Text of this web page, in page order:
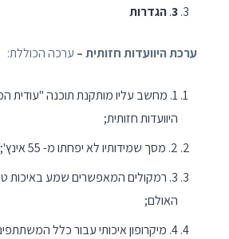
3
.הגדרות
ערכת היוועדות חזותית – ערכה הכוללת:
1. מחשב עליו מותקנת תוכנה "עודית
היוועדות חזותית;
2. מסך שמידותיו לא יפחתו מ- 55 אינץ';
3. רמקולים המאפשרים שמע באיכות
האולם;
4. מיקרופון איכותי עבור כלל